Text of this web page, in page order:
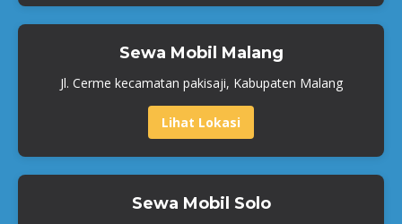
Sewa Mobil Malang
Jl. Cerme kecamatan pakisaji, Kabupaten Malang
Lihat Lokasi
Sewa Mobil Solo